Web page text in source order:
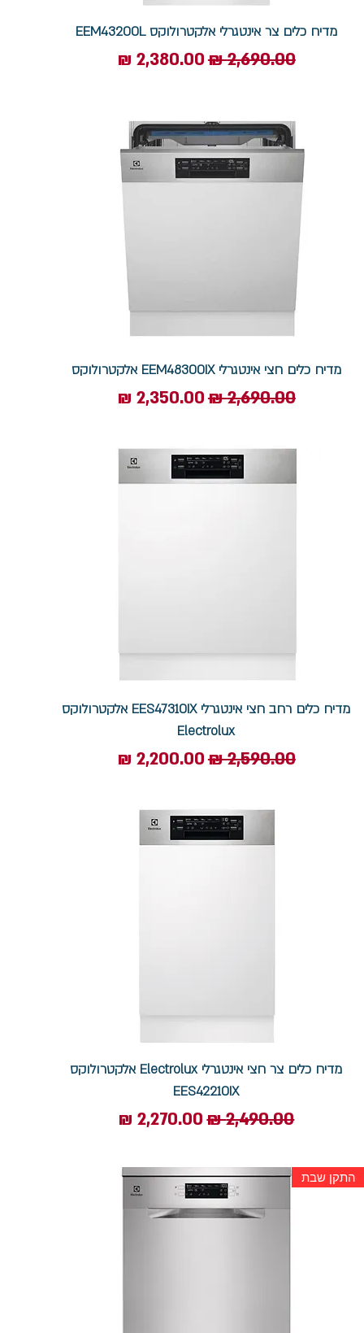
מדיח כלים ‏צר אינטגרלי אלקטרולוקס EEM43200L
מחיר רגיל‏2,690.00 ‏₪ מחיר מבצע
מדיח כלים חצי אינטגרלי EEM48300IX אלקטרולוקס
מחיר רגיל‏2,690.00 ‏₪ מחיר מבצע
מדיח כלים רחב חצי אינטגרלי EES47310IX אלקטרולוקס
Electrolux
מחיר רגיל‏2,590.00 ‏₪ מחיר מבצע
מדיח כלים צר חצי אינטגרלי Electrolux אלקטרולוקס
EES42210IX
מחיר רגיל‏2,490.00 ‏₪ מחיר מבצע
התקן שבת